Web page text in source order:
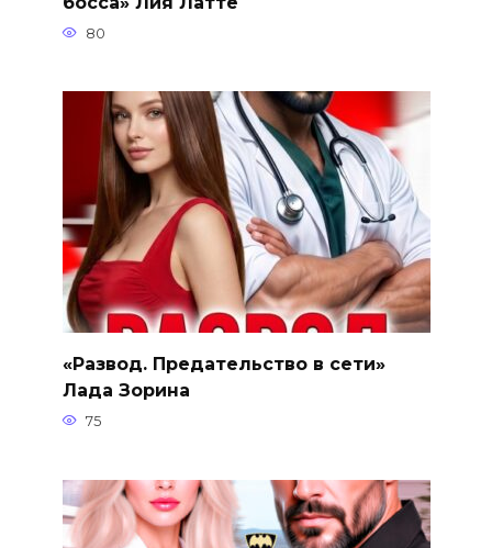
80
«Развод. Предательство в сети»
Лада Зорина
75